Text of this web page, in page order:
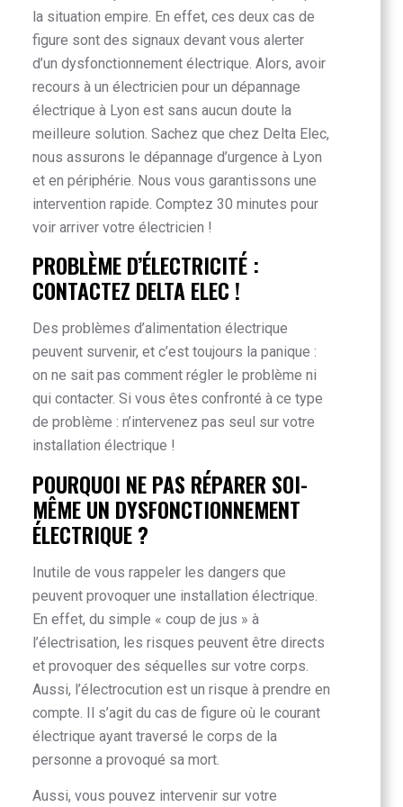
la situation empire. En effet, ces deux cas de
figure sont des signaux devant vous alerter
d’un dysfonctionnement électrique. Alors, avoir
recours à un électricien pour un dépannage
électrique à Lyon est sans aucun doute la
meilleure solution. Sachez que chez Delta Elec,
nous assurons le dépannage d’urgence à Lyon
et en périphérie. Nous vous garantissons une
intervention rapide. Comptez 30 minutes pour
voir arriver votre électricien !
PROBLÈME D’ÉLECTRICITÉ :
CONTACTEZ DELTA ELEC !
Des problèmes d’alimentation électrique
peuvent survenir, et c’est toujours la panique :
on ne sait pas comment régler le problème ni
qui contacter. Si vous êtes confronté à ce type
de problème : n’intervenez pas seul sur votre
installation électrique !
POURQUOI NE PAS RÉPARER SOI-
MÊME UN DYSFONCTIONNEMENT
ÉLECTRIQUE ?
Inutile de vous rappeler les dangers que
peuvent provoquer une installation électrique.
En effet, du simple « coup de jus » à
l’électrisation, les risques peuvent être directs
et provoquer des séquelles sur votre corps.
Aussi, l’électrocution est un risque à prendre en
compte. Il s’agit du cas de figure où le courant
électrique ayant traversé le corps de la
personne a provoqué sa mort.
Aussi, vous pouvez intervenir sur votre